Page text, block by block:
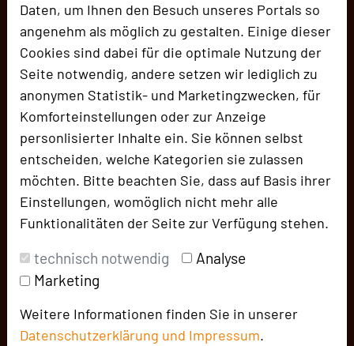
Daten, um Ihnen den Besuch unseres Portals so
angenehm als möglich zu gestalten. Einige dieser
Cookies sind dabei für die optimale Nutzung der
Seite notwendig, andere setzen wir lediglich zu
anonymen Statistik- und Marketingzwecken, für
Komforteinstellungen oder zur Anzeige
personlisierter Inhalte ein. Sie können selbst
entscheiden, welche Kategorien sie zulassen
möchten. Bitte beachten Sie, dass auf Basis ihrer
Einstellungen, womöglich nicht mehr alle
Funktionalitäten der Seite zur Verfügung stehen.
technisch notwendig
Analyse
Marketing
Weitere Informationen finden Sie in unserer
Datenschutzerklärung und Impressum.
Alle Informationen
Für Tagungsentscheider
Location empfehlen
Beste Location 2026
Bilder der Preisverleihung
Alle Informationen
Beliebte Suchlisten
Seminar
Klausur
Meeting
Bankett
Kulturelle Veranstaltung